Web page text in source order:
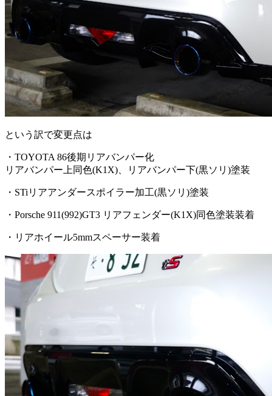
という訳で変更点は
・TOYOTA 86後期リアバンパー化
リアバンパー上同色(K1X)、リアバンパー下(黒ソリ)塗装
・STiリアアンダースポイラー加工(黒ソリ)塗装
・Porsche 911(992)GT3 リアフェンダー(K1X)同色塗装装着
・リアホイール5mmスペーサー装着